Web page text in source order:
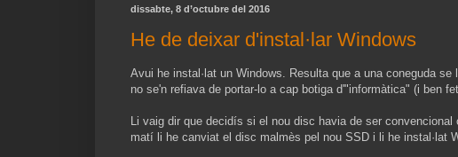
dissabte, 8 d’octubre del 2016
He de deixar d'instal·lar Windows
Avui he instal·lat un Windows. Resulta que a una coneguda
no se'n refiava de portar-lo a cap botiga d'"informàtica" (i ben
Li vaig dir que decidís si el nou disc havia de ser
matí li he canviat el disc malmès pel nou SSD i li he instal·lat